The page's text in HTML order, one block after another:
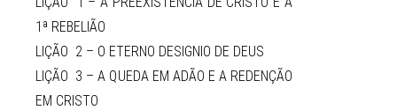
1ª REBELIÃO
LIÇÃO 2 – O ETERNO DESIGNIO DE DEUS
LIÇÃO 3 – A QUEDA EM ADÃO E A REDENÇÃO
EM CRISTO